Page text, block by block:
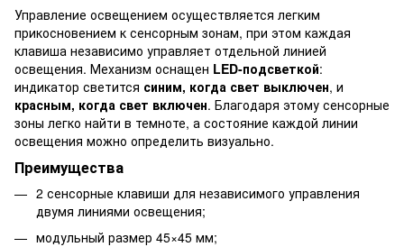
Управление освещением осуществляется легким
прикосновением к сенсорным зонам, при этом каждая
клавиша независимо управляет отдельной линией
освещения. Механизм оснащен LED-подсветкой:
индикатор светится синим, когда свет выключен, и
красным, когда свет включен. Благодаря этому сенсорные
зоны легко найти в темноте, а состояние каждой линии
освещения можно определить визуально.
Преимущества
2 сенсорные клавиши для независимого управления
двумя линиями освещения;
модульный размер 45×45 мм;